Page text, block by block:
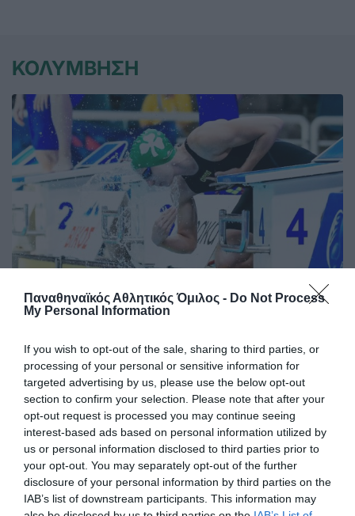
Παναθηναϊκός Αθλητικός Όμιλος - Do Not Process
My Personal Information
If you wish to opt-out of the sale, sharing to third parties, or
processing of your personal or sensitive information for
targeted advertising by us, please use the below opt-out
section to confirm your selection. Please note that after your
opt-out request is processed you may continue seeing
interest-based ads based on personal information utilized by
us or personal information disclosed to third parties prior to
your opt-out. You may separately opt-out of the further
disclosure of your personal information by third parties on the
IAB’s list of downstream participants. This information may
ΚΟΛΥΜΒΗΣΗ
Τα έδωσε όλα η Ντουντουνάκη
50 μέτρων ελεύθερο στο μίτινγκ Sette Colli της Ρώμης
28.06.2026 ΚΟΛΥΜΒΗΣΗ